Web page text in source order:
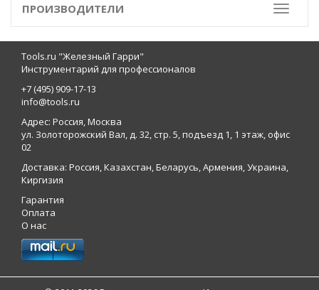
Toggle
ПРОИЗВОДИТЕЛИ
Tools.ru "Железный Гарри"
Инструментарий для профессионалов
+7 (495) 909-17-13
info@tools.ru
Адрес: Россия, Москва
ул. Золоторожский Вал, д. 32, стр. 5, подъезд 1, 1 этаж, офис
02
Доставка: Россия, Казахстан, Беларусь, Армения, Украина,
Киргизия
Гарантия
Оплата
О нас